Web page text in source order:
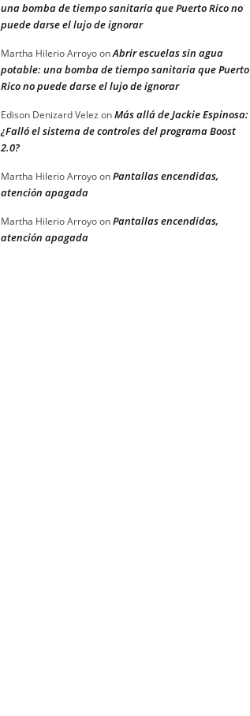
una bomba de tiempo sanitaria que Puerto Rico no
puede darse el lujo de ignorar
Martha Hilerio ArroyoonAbrir escuelas sin agua
potable: una bomba de tiempo sanitaria que Puerto
Rico no puede darse el lujo de ignorar
Edison Denizard Velez onMás allá de Jackie Espinosa:
¿Falló el sistema de controles del programa Boost
2.0?
Martha Hilerio ArroyoonPantallas encendidas,
atención apagada
Martha Hilerio ArroyoonPantallas encendidas,
atención apagada